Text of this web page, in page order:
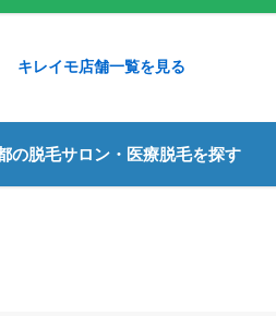
キレイモ店舗一覧を見る
の脱毛サロン・医療脱毛を探す